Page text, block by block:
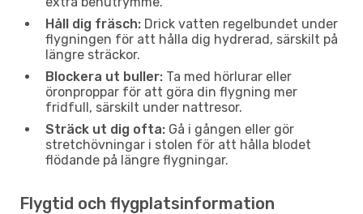
Håll dig fräsch: Drick vatten regelbundet under
flygningen för att hålla dig hydrerad, särskilt på
längre sträckor.
Blockera ut buller: Ta med hörlurar eller
öronproppar för att göra din flygning mer
fridfull, särskilt under nattresor.
Sträck ut dig ofta: Gå i gången eller gör
stretchövningar i stolen för att hålla blodet
flödande på längre flygningar.
Flygtid och flygplatsinformation